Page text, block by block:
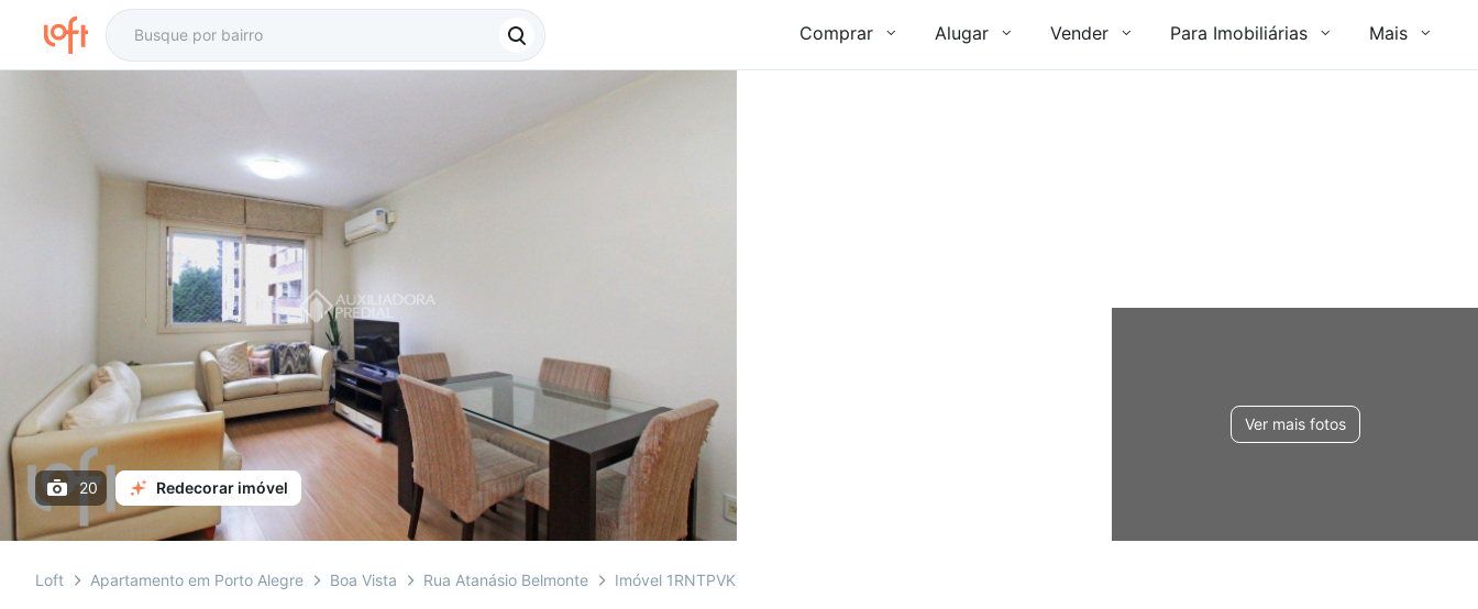
Comprar Alugar Vender Para Imobiliárias Mais
Ver mais fotos
20 Redecorar imóvel
Loft Apartamento em Porto Alegre Boa Vista Rua Atanásio Belmonte Imóvel 1RNTPVK